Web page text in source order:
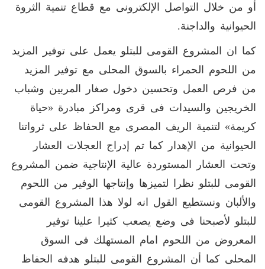
أو من خلال التواصل الإلكترونى مع قطاع تنمية الثروة
الحيوانية والداجنة.
كما ان المشروع القومى للبتلو يعمل على توفير المزيد
من اللحوم الحمراء بالسوق المحلى مع توفير المزيد
من فرص العمل وتحسين دخول صغار المربين وشباب
الخريجين والسيدات فى قرى ومراكز مبادرة «حياة
كريمة» لتنمية الريف المصرى مع الحفاظ على ثرواتنا
الحيوانية من الإهدار كما تم إدراج العجلات العشار
وتحت العشار المستوردة عالية الإنتاجية ضمن المشروع
القومى للبتلو نظرا لتميزها وإنتاجها الوفير من اللحوم
والألبان ونستطيع القول انه لولا هذا المشروع القومى
للبتلو لأصبحنا فى وضع يصعب كثيرا علينا توفير
المعروض من اللحوم امام المستهلك فى السوق
المحلى كما أن المشروع القومى للبتلو هدفه الحفاظ